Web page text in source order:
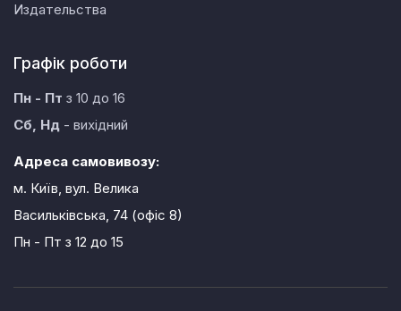
Издательства
Графік роботи
Пн - Пт з 10 до 16
Сб, Нд - вихідний
Адреса самовивозу:
м. Київ, вул. Велика
Васильківська, 74 (офіс 8)
Пн - Пт з 12 до 15